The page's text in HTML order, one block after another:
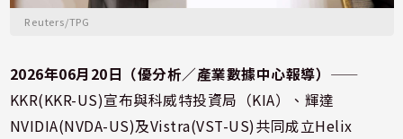
Reuters/TPG
2026年06月20日（優分析／產業數據中心報導） ⸺
KKR(KKR-US)宣布與科威特投資局（KIA）、輝達
NVIDIA(NVDA-US)及Vistra(VST-US)共同成立Helix